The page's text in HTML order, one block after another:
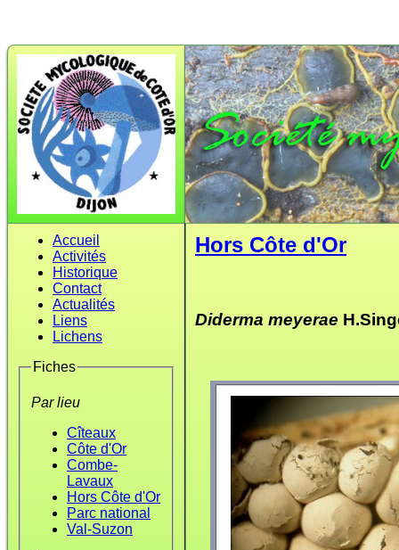
Accueil
Activités
Historique
Contact
Actualités
Liens
Lichens
Fiches
Par lieu
Cîteaux
Côte d'Or
Combe-
Lavaux
Hors Côte d'Or
Parc national
Val-Suzon
Hors Côte d'Or
Diderma meyerae